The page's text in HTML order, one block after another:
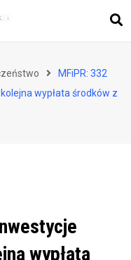
MFiPR: 332
wypłata środków z
wypłata